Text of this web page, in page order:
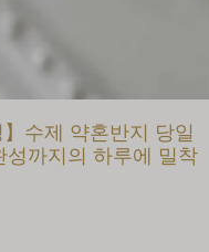
】수제 약혼반지 당일
성까지의 하루에 밀착